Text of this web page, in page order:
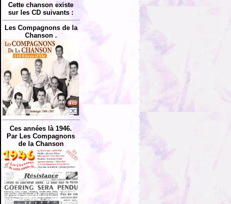
Cette chanson existe
sur les CD suivants :
Les Compagnons de la
Chanson .
Ces années là 1946.
Par Les Compagnons
de la Chanson